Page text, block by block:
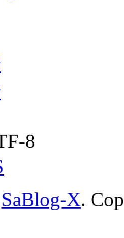
8
SaBlog-X.